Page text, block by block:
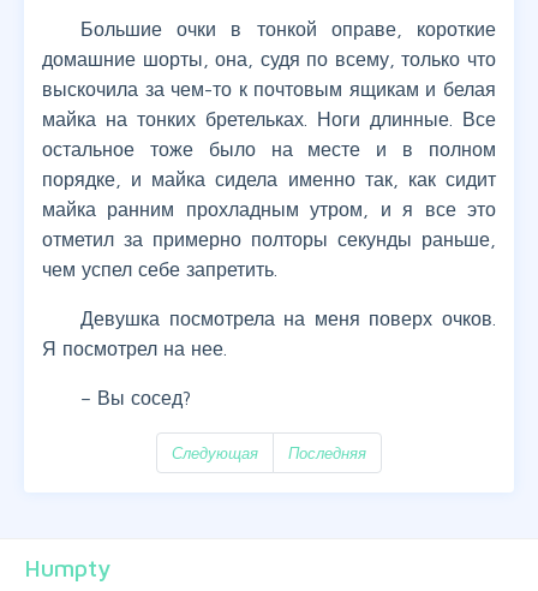
Большие очки в тонкой оправе, короткие
домашние шорты, она, судя по всему, только что
выскочила за чем-то к почтовым ящикам и белая
майка на тонких бретельках. Ноги длинные. Все
остальное тоже было на месте и в полном
порядке, и майка сидела именно так, как сидит
майка ранним прохладным утром, и я все это
отметил за примерно полторы секунды раньше,
чем успел себе запретить.
Девушка посмотрела на меня поверх очков.
Я посмотрел на нее.
– Вы сосед?
Следующая Последняя
Humpty